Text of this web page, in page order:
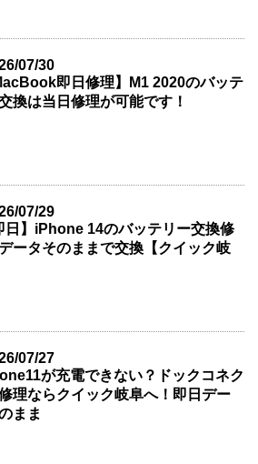
07/30
即日修理】M1 2020のバッテ
換は当日修理が可能です！
07/29
日】iPhone 14のバッテリー交換修
ータそのままで交換【クイック岐
07/27
が充電できない？ドックコネク
理ならクイック岐阜へ！即日デー
まま